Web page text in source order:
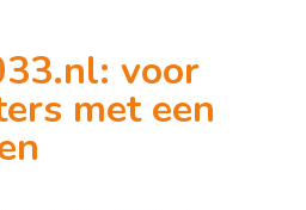
voor
met een